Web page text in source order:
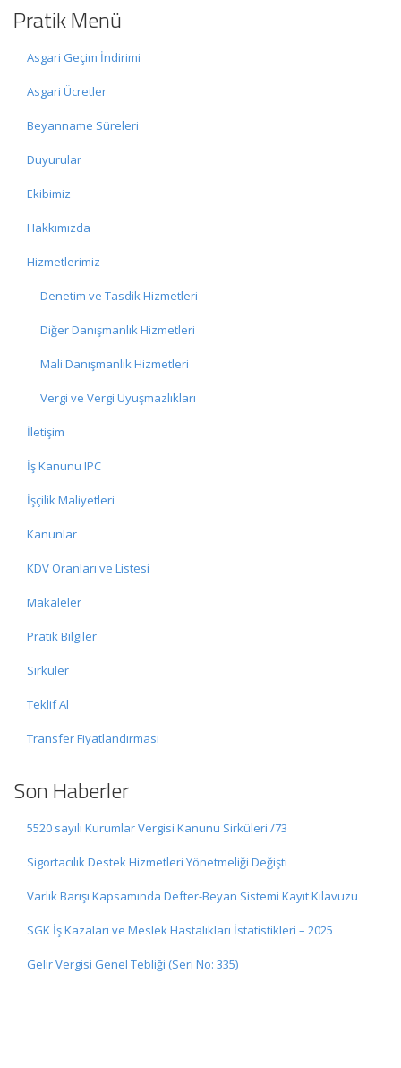
Pratik Menü
Asgari Geçim İndirimi
Asgari Ücretler
Beyanname Süreleri
Duyurular
Ekibimiz
Hakkımızda
Hizmetlerimiz
Denetim ve Tasdik Hizmetleri
Diğer Danışmanlık Hizmetleri
Mali Danışmanlık Hizmetleri
Vergi ve Vergi Uyuşmazlıkları
İletişim
İş Kanunu IPC
İşçilik Maliyetleri
Kanunlar
KDV Oranları ve Listesi
Makaleler
Pratik Bilgiler
Sirküler
Teklif Al
Transfer Fiyatlandırması
Son Haberler
5520 sayılı Kurumlar Vergisi Kanunu Sirküleri /73
Sigortacılık Destek Hizmetleri Yönetmeliği Değişti
Varlık Barışı Kapsamında Defter-Beyan Sistemi Kayıt Kılavuzu
SGK İş Kazaları ve Meslek Hastalıkları İstatistikleri – 2025
Gelir Vergisi Genel Tebliği (Seri No: 335)